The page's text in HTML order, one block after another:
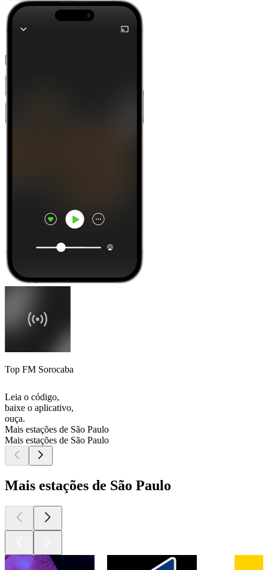
Top FM Sorocaba
Leia o código,
baixe o aplicativo,
ouça.
Mais estações de São Paulo
Mais estações de São Paulo
Mais estações de São Paulo